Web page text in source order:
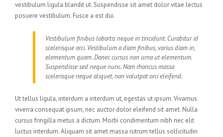
vestibulum ligula blandit ut. Suspendisse sit amet dolor vitae lectus
posuere vestibulum. Fusce a est dui.
Vestibulum finibus lobortis neque in tincidunt. Curabitur id
scelerisque orci. Vestibulum a diam finibus, varius diam in,
elementum quam. Donec cursus non urna ut elementum.
Suspendisse sed neque nunc. Nam rhoncus massa
scelerisque neque aliquet, non volutpat orci eleifend.
Ut tellus ligula, interdum a interdum ut, egestas ut ipsum. Vivamus
viverra consequat ipsum, nec auctor dolor eleifend sit amet. Nulla
cursus fringilla metus a dictum. Morbi condimentum nibh nec elit
luctus interdum. Aliquam sit amet massa rutrum tellus sollicitudin